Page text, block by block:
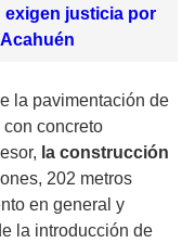
exigen justicia por
la pavimentación de
concreto
la construcción
202 metros
en general y
la introducción de